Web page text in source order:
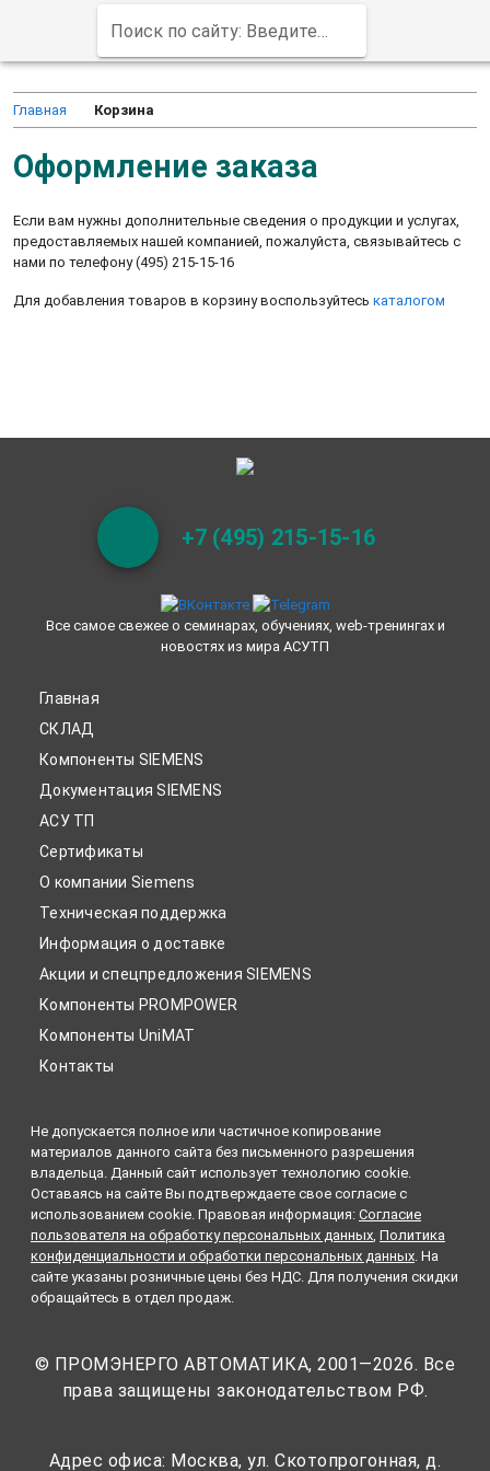
Поиск по сайту: Введите заказной код продукта (например, 6ED1052-1MD00-0BA8)
Главная Корзина
Оформление заказа
Если вам нужны дополнительные сведения о продукции и услугах,
предоставляемых нашей компанией, пожалуйста, связывайтесь с
нами по телефону (495) 215-15-16
Для добавления товаров в корзину воспользуйтесь каталогом
+7 (495) 215-15-16
Все самое свежее о семинарах, обучениях, web-тренингах и
новостях из мира АСУТП
Главная
СКЛАД
Компоненты SIEMENS
Документация SIEMENS
АСУ ТП
Сертификаты
О компании Siemens
Техническая поддержка
Информация о доставке
Акции и спецпредложения SIEMENS
Компоненты PROMPOWER
Компоненты UniMAT
Контакты
Не допускается полное или частичное копирование
материалов данного сайта без письменного разрешения
владельца. Данный сайт использует технологию cookie.
Оставаясь на сайте Вы подтверждаете свое согласие с
использованием cookie. Правовая информация: Согласие
пользователя на обработку персональных данных, Политика
конфиденциальности и обработки персональных данных. На
сайте указаны розничные цены без НДС. Для получения скидки
обращайтесь в отдел продаж.
© ПРОМЭНЕРГО АВТОМАТИКА, 2001—2026. Все
права защищены законодательством РФ.
Адрес офиса: Москва, ул. Скотопрогонная, д.